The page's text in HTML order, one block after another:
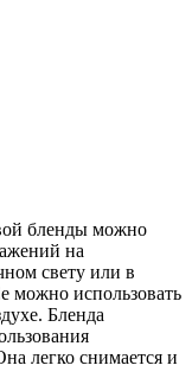
бленды можно
на
свету или в
можно использовать
Бленда
легко снимается и